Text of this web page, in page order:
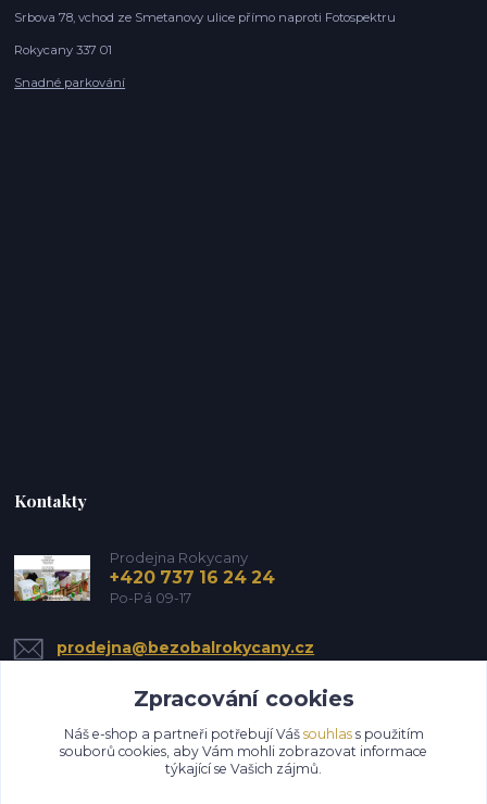
Srbova 78, vchod ze Smetanovy ulice přímo naproti Fotospektru
Rokycany 337 01
Snadné parkování
Kontakty
Prodejna Rokycany
+420 737 16 24 24
Po-Pá 09-17
prodejna@bezobalrokycany.cz
Zpracování cookies
Náš e-shop a partneři potřebují Váš souhlass použitím
souborů cookies, aby Vám mohli zobrazovat informace
týkající se Vašich zájmů.